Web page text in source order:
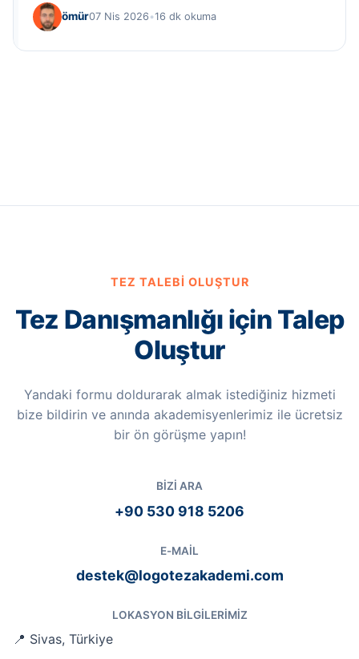
ömür07 Nis 2026 •16 dk okuma
TEZ TALEBI OLUŞTUR
Tez Danışmanlığı için Talep
Oluştur
Yandaki formu doldurarak almak istediğiniz hizmeti
bize bildirin ve anında akademisyenlerimiz ile ücretsiz
bir ön görüşme yapın!
BIZI ARA
+90 530 918 5206
E-MAIL
destek@logotezakademi.com
LOKASYON BILGILERIMIZ
📍 Sivas, Türkiye